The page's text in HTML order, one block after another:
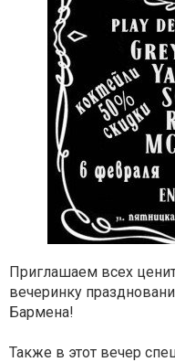
Приглашаем всех
вечеринку
Бармена!
Также в этот вечер